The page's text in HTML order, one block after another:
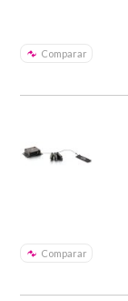
Comparar
Comparar